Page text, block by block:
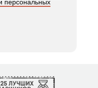
персональных